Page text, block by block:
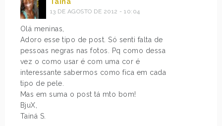
Tainá
13 DE AGOSTO DE 2012 - 10:04
Olá meninas,
Adoro esse tipo de post. Só senti falta de
pessoas negras nas fotos. Pq como dessa
vez o como usar é com uma cor é
interessante sabermos como fica em cada
tipo de pele.
Mas em suma o post tá mto bom!
BjuX,
Tainá S.